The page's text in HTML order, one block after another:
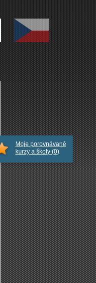
Moje porovnávané
kurzy a školy (0)